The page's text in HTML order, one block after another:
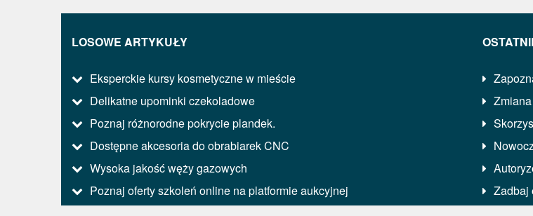
LOSOWE ARTYKUŁY
Eksperckie kursy kosmetyczne w mieście
Delikatne upominki czekoladowe
Poznaj różnorodne pokrycie plandek.
Dostępne akcesoria do obrabiarek CNC
Wysoka jakość węży gazowych
Poznaj oferty szkoleń online na platformie aukcyjnej
Zadbaj